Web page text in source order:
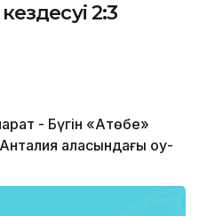
2:3
- Бүгін «Ақтөбе»
қаласындағы оқу-